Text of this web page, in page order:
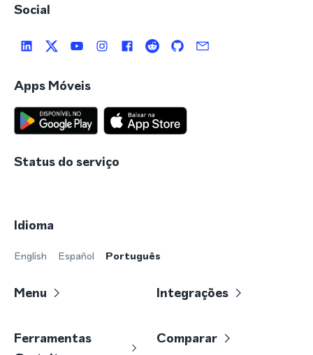
Social
Apps Móveis
Status do serviço
Idioma
English Español Português
Menu Integrações
Ferramentas
Comparar